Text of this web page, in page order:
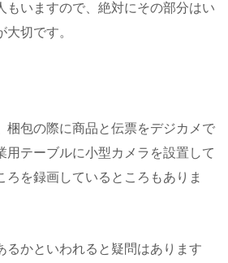
もいますので、絶対にその部分はい
切です。
梱包の際に商品と伝票をデジカメで
用テーブルに小型カメラを設置して
ろを録画しているところもありま
るかといわれると疑問はあります